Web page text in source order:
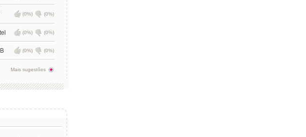
(0%) (0%)
(0%) (0%)
(0%) (0%)
Mais sugestões